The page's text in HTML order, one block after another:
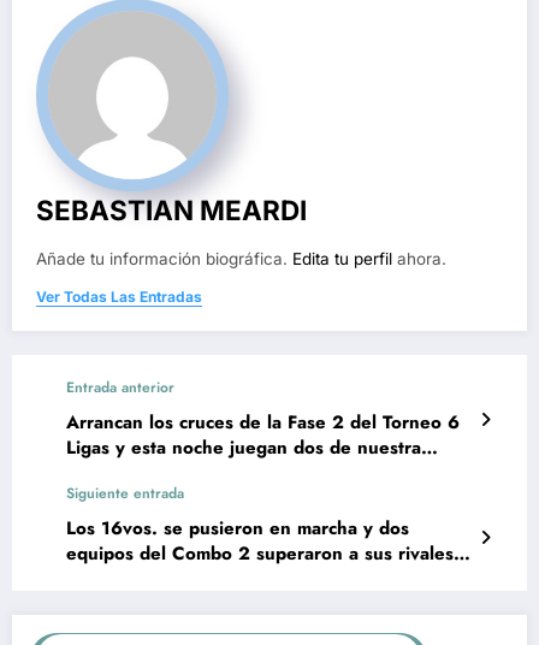
SEBASTIAN MEARDI
Añade tu información biográfica. Edita tu perfil ahora.
Ver Todas Las Entradas
Entrada anterior
Arrancan los cruces de la Fase 2 del Torneo 6
Ligas y esta noche juegan dos de nuestra
Siguiente entrada
Los 16vos. se pusieron en marcha y dos
equipos del Combo 2 superaron a sus rivales